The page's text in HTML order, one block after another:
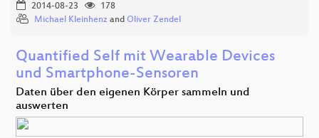
2014-08-23
178
Michael Kleinhenz and Oliver Zendel
Quantified Self mit Wearable Devices
und Smartphone-Sensoren
Daten über den eigenen Körper sammeln und
auswerten